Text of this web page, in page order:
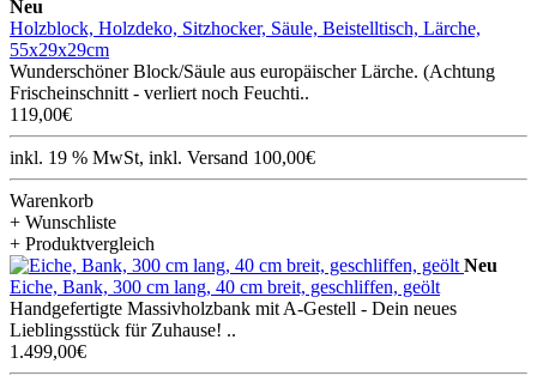
Neu
Holzblock, Holzdeko, Sitzhocker, Säule, Beistelltisch, Lärche,
55x29x29cm
Wunderschöner Block/Säule aus europäischer Lärche. (Achtung
Frischeinschnitt - verliert noch Feuchti..
119,00€
inkl. 19 % MwSt, inkl. Versand 100,00€
Warenkorb
+ Wunschliste
+ Produktvergleich
Neu
Eiche, Bank, 300 cm lang, 40 cm breit, geschliffen, geölt
Handgefertigte Massivholzbank mit A-Gestell - Dein neues
Lieblingsstück für Zuhause! ..
1.499,00€